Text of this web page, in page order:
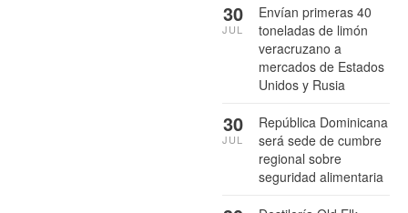
Envían primeras 40
toneladas de limón
veracruzano a
mercados de Estados
Unidos y Rusia
30
JUL
República Dominicana
será sede de cumbre
regional sobre
seguridad alimentaria
30
JUL